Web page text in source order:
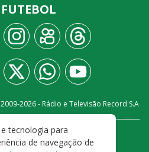
FUTEBOL
2026- Rádio e Televisão Record S.A
PRIVACIDADE
tecnologia para
de navegação de